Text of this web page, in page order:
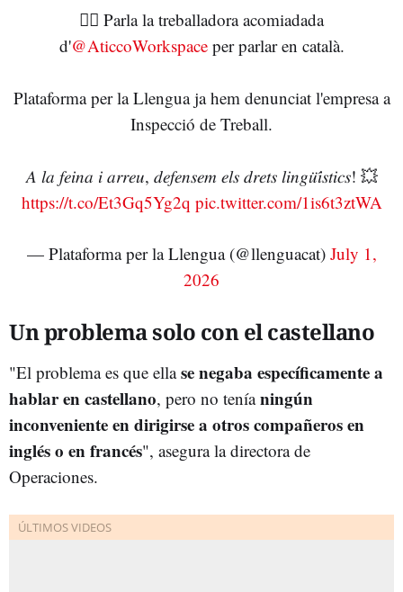
✊🏼 Parla la treballadora acomiadada
d'@AticcoWorkspaceper parlar en català.
Plataforma per la Llengua ja hem denunciat l'empresa a
Inspecció de Treball.
𝐴 𝑙𝑎 𝑓𝑒𝑖𝑛𝑎 𝑖 𝑎𝑟𝑟𝑒𝑢, 𝑑𝑒𝑓𝑒𝑛𝑠𝑒𝑚 𝑒𝑙𝑠 𝑑𝑟𝑒𝑡𝑠 𝑙𝑖𝑛𝑔𝑢̈𝑖́𝑠𝑡𝑖𝑐𝑠! 💥
https://t.co/Et3Gq5Yg2q pic.twitter.com/1is6t3ztWA
— Plataforma per la Llengua (@llenguacat) July 1,
2026
Un problema solo con el castellano
"El problema es que ellase negaba específicamente a
hablar en castellano, pero no teníaningún
inconveniente en dirigirse a otros compañeros en
inglés o en francés", asegura la directora de
Operaciones.